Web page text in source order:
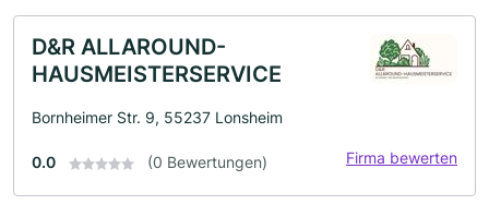
D&R ALLAROUND-
HAUSMEISTERSERVICE
Bornheimer Str. 9, 55237 Lonsheim
0.0 (0 Bewertungen) Firma bewerten